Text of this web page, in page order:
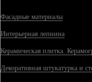
Фасадные материалы
Интерьерная лепнина
Керамическая плитка.
Декоративная штукатурка и